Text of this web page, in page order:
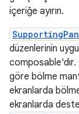
içeriğe ayırın.
düzenlerinin
composable'dır.
göre bölme
ekranlarda
ekranlarda